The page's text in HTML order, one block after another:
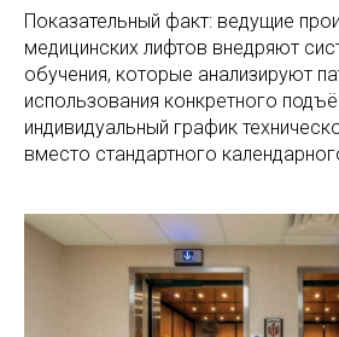
Показательный факт: ведущие
медицинских лифтов внедряют
обучения, которые анализируют
использования конкретного
индивидуальный график
вместо стандартного